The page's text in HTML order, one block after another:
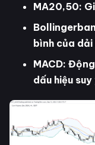
MA20,50:
bình của
MACD:
dấu hiệu